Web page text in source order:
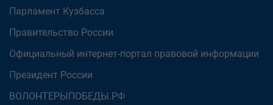
Парламент Кузбасса
Правительство России
Официальный интернет-портал правовой информации
Президент России
ВОЛОНТЕРЫПОБЕДЫ.РФ